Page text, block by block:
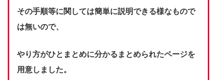
その手順等に関しては簡単に説明できる様なもので
は無いので、
やり方がひとまとめに分かるまとめられたページを
用意しました。